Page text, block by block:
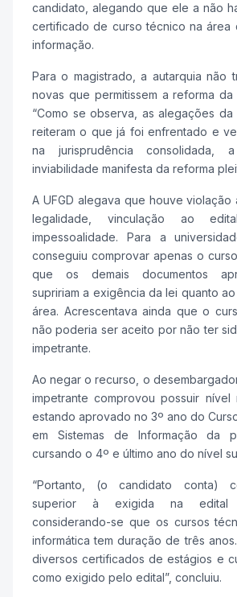
candidato, alegando que ele a não
certificado de curso técnico na área
informação.
Para o magistrado, a autarquia não
novas que permitissem a reforma da
“Como se observa, as alegações da
reiteram o que já foi enfrentado e
na jurisprudência consolidada,
inviabilidade manifesta da reforma
A UFGD alegava que houve violação
legalidade, vinculação ao
impessoalidade. Para a
conseguiu comprovar apenas o
que os demais documentos
supririam a exigência da lei quanto
área. Acrescentava ainda que o
não poderia ser aceito por não ter
impetrante.
Ao negar o recurso, o
impetrante comprovou possuir nível
estando aprovado no 3º ano do
em Sistemas de Informação da
cursando o 4º e último ano do nível
“Portanto, (o candidato conta)
superior à exigida na edital
considerando-se que os cursos
informática tem duração de três
diversos certificados de estágios e
como exigido pelo edital”, concluiu.